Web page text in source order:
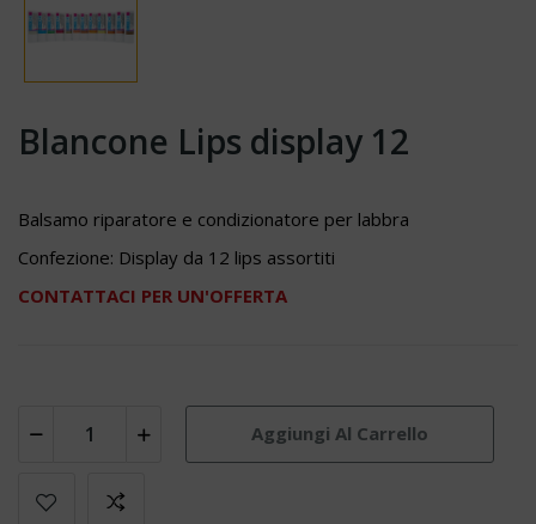
Blancone Lips display 12
Balsamo riparatore e condizionatore per labbra
Confezione: Display da 12 lips assortiti
CONTATTACI PER UN'OFFERTA
Aggiungi Al Carrello